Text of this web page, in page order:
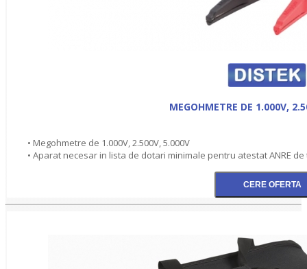
MEGOHMETRE DE 1.000V,
• Megohmetre de 1.000V, 2.500V, 5.000V
• Aparat necesar in lista de dotari minimale pentru atestat ANRE de